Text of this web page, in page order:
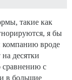
такие как
я бы
компанию вроде
десятки
сравнению с
в большие